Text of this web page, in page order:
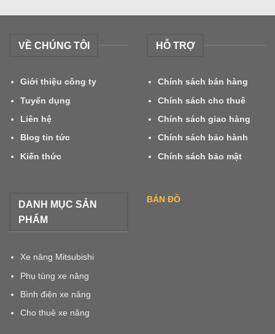
LẮP
VỀ CHÚNG TÔI
Giới thiệu công ty
Tuyển dụng
Liên hệ
Blog tin tức
Kiến thức
HỖ TRỢ
Chính sách bán hàng
Chính sách cho thuê
Chính sách giao hàng
Chính sách bảo hành
Chính sách bảo mật
DANH MỤC SẢN
PHẨM
Xe nâng Mitsubishi
Phụ tùng xe nâng
Bình điện xe nâng
Cho thuê xe nâng
BẢN ĐỒ